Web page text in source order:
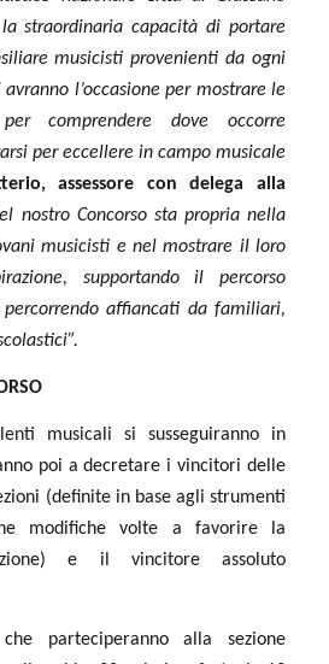
straordinaria capacità di portare
musicisti provenienti da ogni
l’occasione per mostrare le
comprendere dove occorre
per eccellere in campo musicale
assessore con delega alla
nostro Concorso sta propria nella
musicisti e nel mostrare il loro
supportando il percorso
affiancati da familiari,
musicali si susseguiranno in
poi a decretare i vincitori delle
(definite in base agli strumenti
modifiche volte a favorire la
e il vincitore assoluto
parteciperanno alla sezione